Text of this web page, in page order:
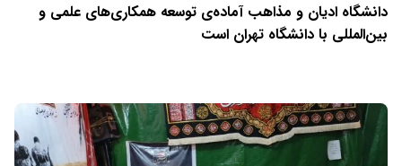
دانشگاه ادیان و مذاهب آماده‌ی توسعه همکاری‌های علمی و
بین‌المللی با دانشگاه تهران است